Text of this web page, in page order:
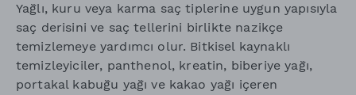
Yağlı, kuru veya karma saç tiplerine uygun yapısıyla
saç derisini ve saç tellerini birlikte nazikçe
temizlemeye yardımcı olur. Bitkisel kaynaklı
temizleyiciler, panthenol, kreatin, biberiye yağı,
portakal kabuğu yağı ve kakao yağı içeren